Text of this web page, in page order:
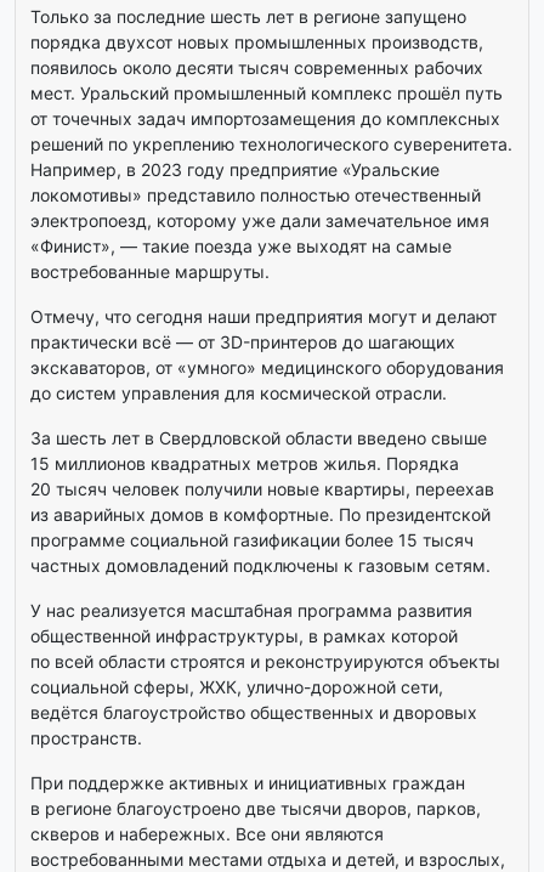
Только за последние шесть лет в регионе запущено
порядка двухсот новых промышленных производств,
появилось около десяти тысяч современных рабочих
мест. Уральский промышленный комплекс прошёл путь
от точечных задач импортозамещения до комплексных
решений по укреплению технологического суверенитета.
Например, в 2023 году предприятие «Уральские
локомотивы» представило полностью отечественный
электропоезд, которому уже дали замечательное имя
«Финист», — такие поезда уже выходят на самые
востребованные маршруты.
Отмечу, что сегодня наши предприятия могут и делают
практически всё — от 3D-принтеров до шагающих
экскаваторов, от «умного» медицинского оборудования
до систем управления для космической отрасли.
За шесть лет в Свердловской области введено свыше
15 миллионов квадратных метров жилья. Порядка
20 тысяч человек получили новые квартиры, переехав
из аварийных домов в комфортные. По президентской
программе социальной газификации более 15 тысяч
частных домовладений подключены к газовым сетям.
У нас реализуется масштабная программа развития
общественной инфраструктуры, в рамках которой
по всей области строятся и реконструируются объекты
социальной сферы, ЖХК, улично-дорожной сети,
ведётся благоустройство общественных и дворовых
пространств.
При поддержке активных и инициативных граждан
в регионе благоустроено две тысячи дворов, парков,
скверов и набережных. Все они являются
востребованными местами отдыха и детей, и взрослых,